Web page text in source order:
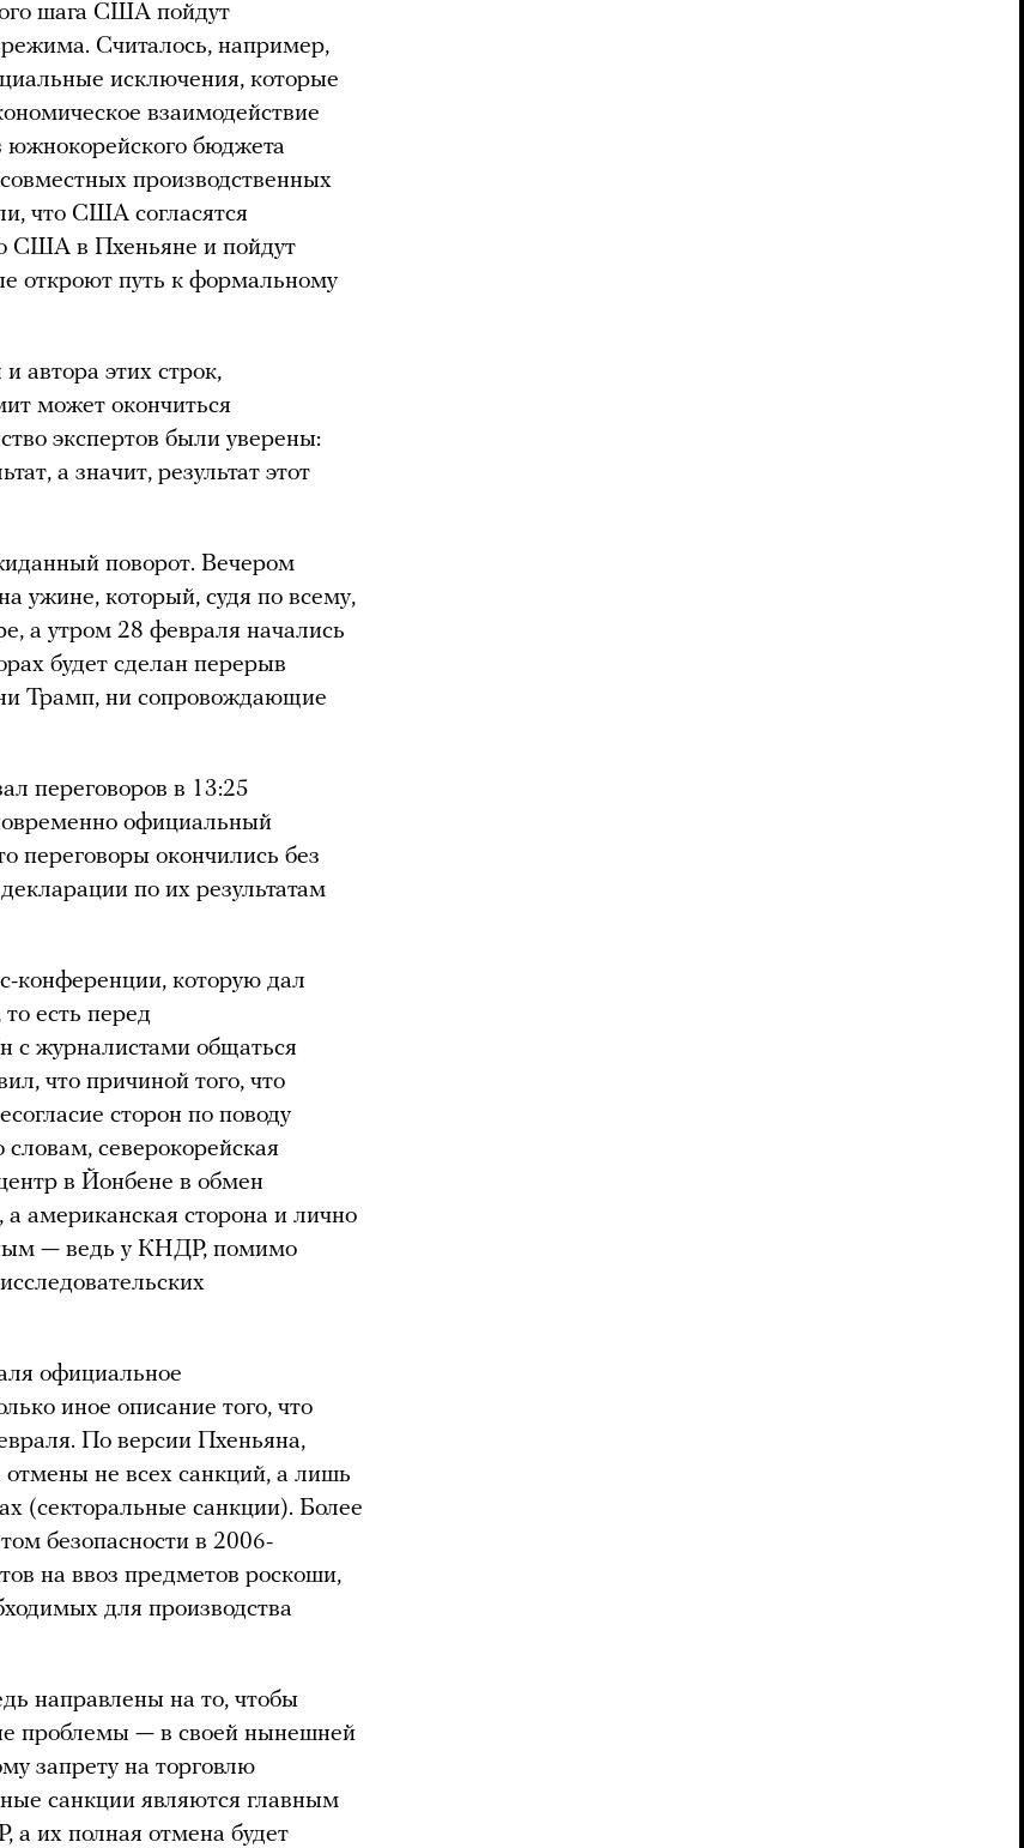
шага США пойдут
Считалось, например,
исключения, которые
взаимодействие
бюджета
производственных
что США согласятся
США в Пхеньяне и пойдут
откроют путь к формальному
автора этих строк,
может окончиться
экспертов были уверены:
а значит, результат этот
поворот. Вечером
ужине, который, судя по всему,
а утром 28 февраля начались
будет сделан перерыв
Трамп, ни сопровождающие
переговоров в 13:25
официальный
переговоры окончились без
по их результатам
конференции, которую дал
есть перед
журналистами общаться
что причиной того, что
сторон по поводу
северокорейская
в Йонбене в обмен
американская сторона и лично
— ведь у КНДР, помимо
официальное
иное описание того, что
По версии Пхеньяна,
отмены не всех санкций, а лишь
(секторальные санкции). Более
безопасности в 2006-
на ввоз предметов роскоши,
для производства
направлены на то, чтобы
проблемы — в своей нынешней
запрету на торговлю
санкции являются главным
их полная отмена будет